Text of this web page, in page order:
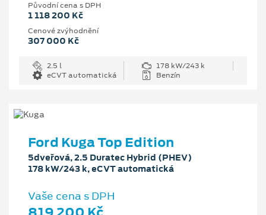
Původní cena s DPH
1 118 200 Kč
Cenové zvýhodnění
307 000 Kč
2.5 l
178 kW/243 k
eCVT automatická
Benzín
Ford Kuga Top Edition
5dveřová, 2.5 Duratec Hybrid (PHEV)
178 kW/243 k, eCVT automatická
Vaše cena s DPH